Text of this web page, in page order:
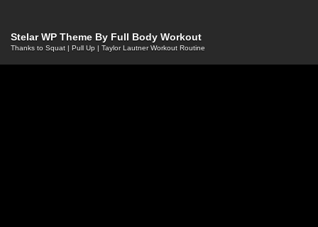
Stelar WP Theme By Full Body Workout
Thanks to Squat | Pull Up | Taylor Lautner Workout Routine